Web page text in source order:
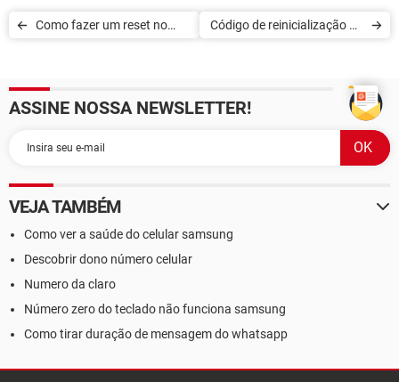
Como fazer um reset no
Código de reinicialização do
ASSINE NOSSA NEWSLETTER!
VEJA TAMBÉM
Como ver a saúde do celular samsung
Descobrir dono número celular
Numero da claro
Número zero do teclado não funciona samsung
Como tirar duração de mensagem do whatsapp